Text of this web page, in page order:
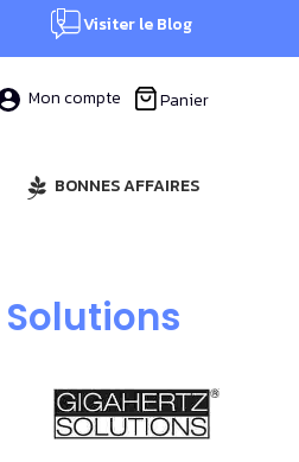
Visiter le Blog
Mon compte Panier
BONNES AFFAIRES